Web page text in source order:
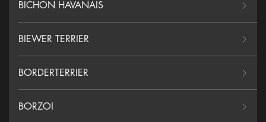
BICHON HAVANAIS
BIEWER TERRIER
BORDERTERRIER
BORZOI